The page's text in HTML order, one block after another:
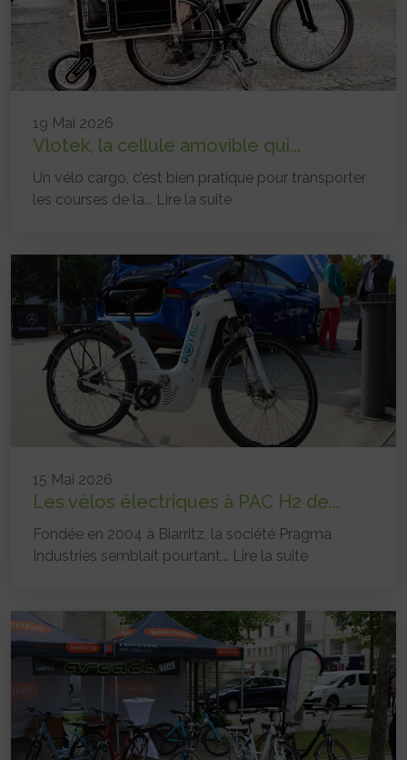
19 Mai 2026
Vlotek, la cellule amovible qui...
Un vélo cargo, c’est bien pratique pour transporter
les courses de la... Lire la suite
15 Mai 2026
Les vélos électriques à PAC H2 de...
Fondée en 2004 à Biarritz, la société Pragma
Industries semblait pourtant... Lire la suite